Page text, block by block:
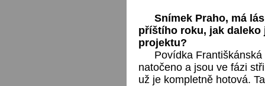
Snímek Praho, má
příštího roku, jak daleko
projektu?
Povídka
natočeno a jsou ve fázi
už je kompletně hotová.